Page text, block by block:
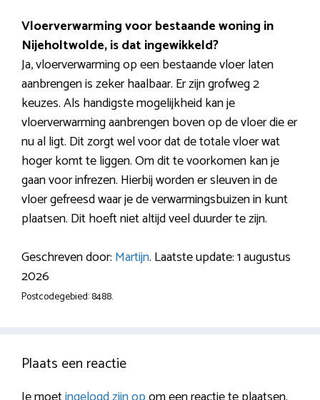
Vloerverwarming voor bestaande woning in
Nijeholtwolde, is dat ingewikkeld?
Ja, vloerverwarming op een bestaande vloer laten
aanbrengen is zeker haalbaar. Er zijn grofweg 2
keuzes. Als handigste mogelijkheid kan je
vloerverwarming aanbrengen boven op de vloer die er
nu al ligt. Dit zorgt wel voor dat de totale vloer wat
hoger komt te liggen. Om dit te voorkomen kan je
gaan voor infrezen. Hierbij worden er sleuven in de
vloer gefreesd waar je de verwarmingsbuizen in kunt
plaatsen. Dit hoeft niet altijd veel duurder te zijn.
Geschreven door: Martijn. Laatste update: 1 augustus
2026
Postcodegebied: 8488.
Plaats een reactie